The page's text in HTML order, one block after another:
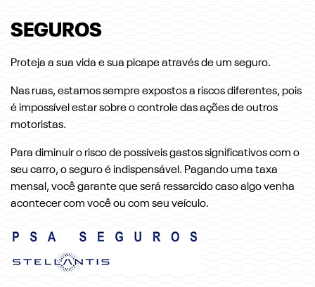
SEGUROS
Proteja a sua vida e sua picape através de um seguro.
Nas ruas, estamos sempre expostos a riscos diferentes, pois
é impossível estar sobre o controle das ações de outros
motoristas.
Para diminuir o risco de possíveis gastos significativos com o
seu carro, o seguro é indispensável. Pagando uma taxa
mensal, você garante que será ressarcido caso algo venha
acontecer com você ou com seu veículo.